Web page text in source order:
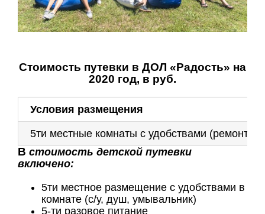
Стоимость путевки в ДОЛ «Радость» на
2020 год, в руб.
Условия размещения
5ти местные комнаты с удобствами (ремонт
В стоимость детской путевки
включено:
5ти местное размещение с удобствами в
комнате (с/у, душ, умывальник)
5-ти разовое питание